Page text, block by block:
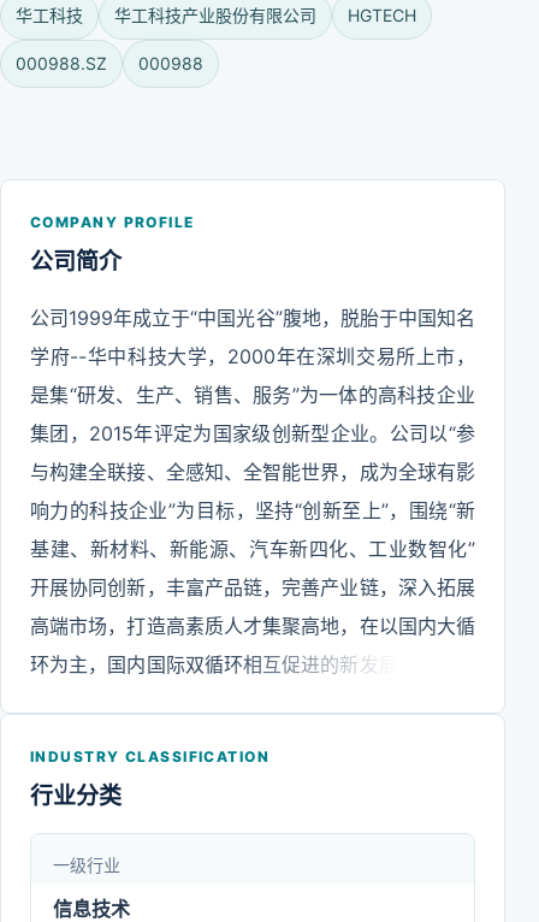
华工科技 华工科技产业股份有限公司 HGTECH
000988.SZ 000988
COMPANY PROFILE
公司简介
公司1999年成立于“中国光谷”腹地，脱胎于中国知名
学府--华中科技大学，2000年在深圳交易所上市，
是集“研发、生产、销售、服务”为一体的高科技企业
集团，2015年评定为国家级创新型企业。公司以“参
与构建全联接、全感知、全智能世界，成为全球有影
响力的科技企业”为目标，坚持“创新至上”，围绕“新
基建、新材料、新能源、汽车新四化、工业数智化”
开展协同创新，丰富产品链，完善产业链，深入拓展
高端市场，打造高素质人才集聚高地，在以国内大循
环为主，国内国际双循环相互促进的新发展格局中，
成校企分离改制，实际控制人由华中科技大学变更为
以激光加工技术为重要支撑的智能制造装备业务、以
信息通信技术为重要支撑的光联接、无线联接业务，
INDUSTRY CLASSIFICATION
行业分类
一级行业
信息技术